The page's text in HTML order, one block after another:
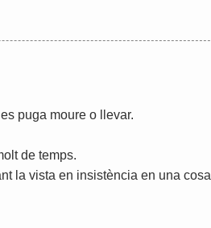
es puga moure o llevar.
de temps.
la vista en insistència en una cosa